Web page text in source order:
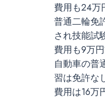
費用も24万
普通二輪免
され技能試
費用も9万円
自動車の普
習は免許な
費用は16万